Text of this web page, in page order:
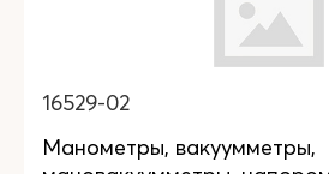
16529-02
Манометры, вакуумметры,